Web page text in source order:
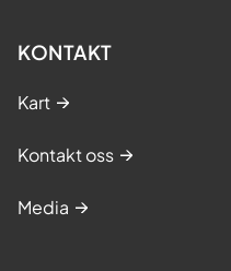
KONTAKT
Kart
Kontakt oss
Media